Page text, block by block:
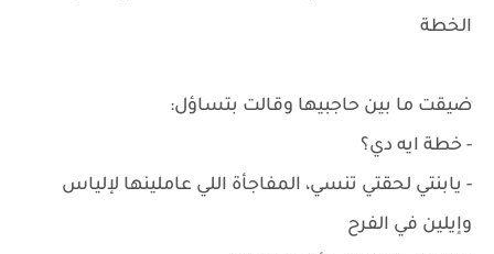
الخطة
ضيقت ما بين حاجبيها وقالت بتساؤل:
- خطة ايه دي؟
- يابنتي لحقتي تنسي، المفاجأة اللي عاملينها لإلياس
وإيلين في الفرح